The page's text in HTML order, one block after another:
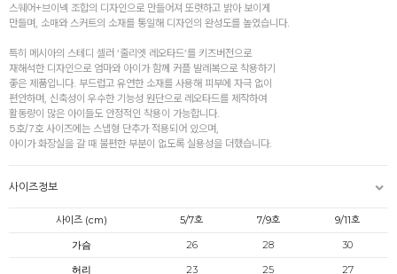
스퀘어+브이넥 조합의 디자인으로 만들어져 또렷하고 밝아 보이게
만들며, 소매와 스커트의 소재를 통일해 디자인의 완성도를 높였습니다.
특히 메시아의 스테디 셀러 ‘줄리엣 레오타드’를 키즈버전으로
재해석한 디자인으로 엄마와 아이가 함께 커플 발레복으로 착용하기
좋은 제품입니다. 부드럽고 유연한 소재를 사용해 피부에 자극 없이
편안하며, 신축성이 우수한 기능성 원단으로 레오타드를 제작하여
활동량이 많은 아이들도 안정적인 착용이 가능합니다.
5호/7호 사이즈에는 스냅형 단추가 적용되어 있으며,
아이가 화장실을 갈 때 불편한 부분이 없도록 실용성을 더했습니다.
사이즈정보
사이즈 (cm) 5/7호 7/9호
9/11호
가슴
26 28
30
허리
23 25
27